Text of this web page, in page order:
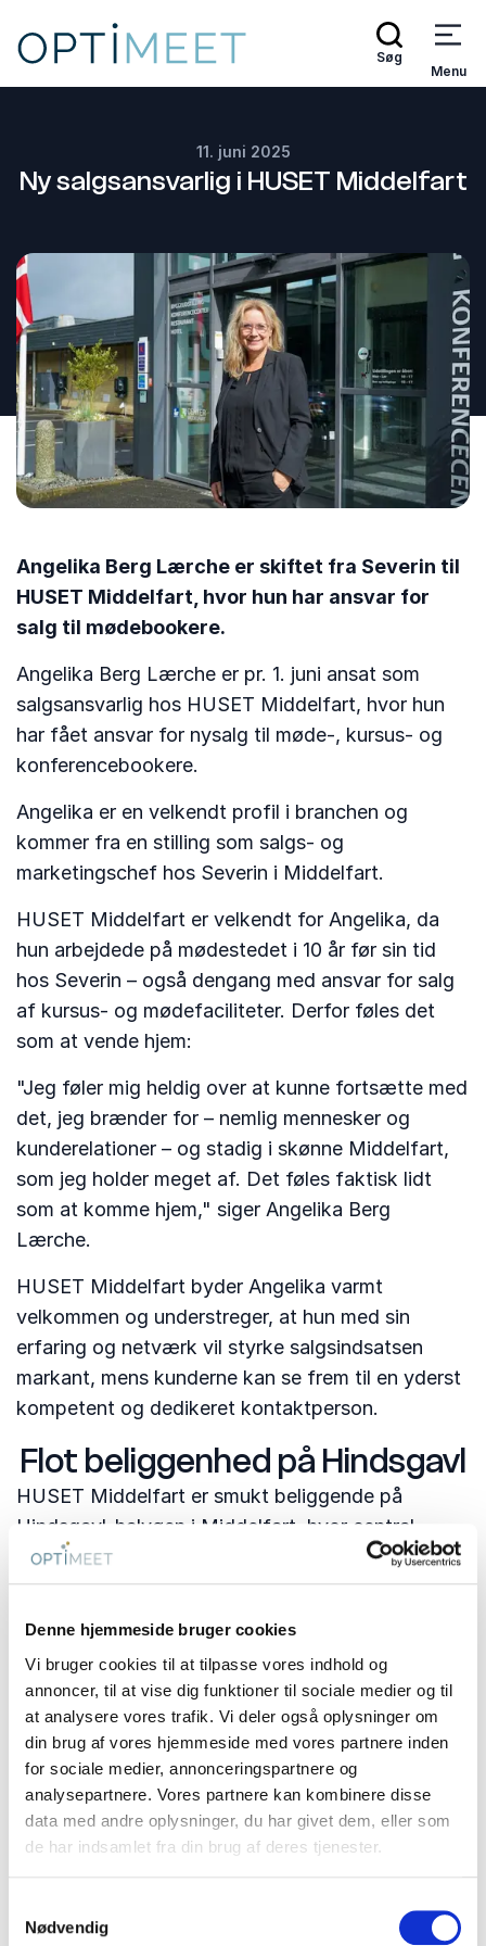
Denne hjemmeside bruger cookies
Vi bruger cookies til at tilpasse vores indhold og
annoncer, til at vise dig funktioner til sociale medier og til
at analysere vores trafik. Vi deler også oplysninger om
din brug af vores hjemmeside med vores partnere inden
for sociale medier, annonceringspartnere og
analysepartnere. Vores partnere kan kombinere disse
data med andre oplysninger, du har givet dem, eller som
de har indsamlet fra din brug af deres tjenester.
Nødvendig
Søg
Menu
11. juni 2025
Ny salgsansvarlig i HUSET Middelfart
Angelika Berg Lærche er skiftet fra Severin til
HUSET Middelfart, hvor hun har ansvar for
salg til mødebookere.
Angelika Berg Lærche er pr. 1. juni ansat som
salgsansvarlig hos HUSET Middelfart, hvor hun
har fået ansvar for nysalg til møde-, kursus- og
konferencebookere.
Angelika er en velkendt profil i branchen og
kommer fra en stilling som salgs- og
marketingschef hos Severin i Middelfart.
HUSET Middelfart er velkendt for Angelika, da
hun arbejdede på mødestedet i 10 år før sin tid
hos Severin – også dengang med ansvar for salg
af kursus- og mødefaciliteter. Derfor føles det
som at vende hjem:
"Jeg føler mig heldig over at kunne fortsætte med
det, jeg brænder for – nemlig mennesker og
kunderelationer – og stadig i skønne Middelfart,
som jeg holder meget af. Det føles faktisk lidt
som at komme hjem," siger Angelika Berg
Lærche.
HUSET Middelfart byder Angelika varmt
velkommen og understreger, at hun med sin
erfaring og netværk vil styrke salgsindsatsen
markant, mens kunderne kan se frem til en yderst
kompetent og dedikeret kontaktperson.
Flot beliggenhed på Hindsgavl
HUSET Middelfart er smukt beliggende på
Hindsgavl-halvøen i Middelfart, hvor central
beliggenhed møder smuk natur og professionelle
faciliteter med fleksible mødelokaler og
HUSET har Green Key-miljømærke og økologisk
spisemærke i bronze, og arbejder målrettet på at
minimere sit klimaaftryk.
Som gæst i HUSET kan man i pauserne kvit og
frit besøge Byggecentrum – Danmarks største
indendørs og udendørs udstilling med masser af
inspiration til hus og have. Byggecentrum er
Se mere om HUSET Middelfart